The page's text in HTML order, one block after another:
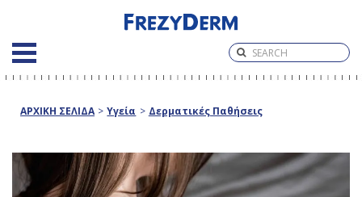
ΑΡΧΙΚΗ ΣΕΛΙΔΑ > Υγεία > Δερματικές Παθήσεις